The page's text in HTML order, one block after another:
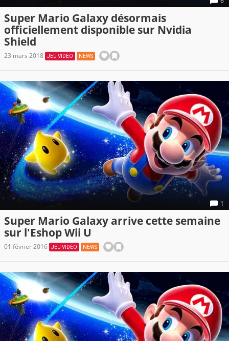
Super Mario Galaxy désormais
officiellement disponible sur Nvidia
Shield
23 mars 2018 JEU VIDÉO NEWS
1
Super Mario Galaxy arrive cette semaine
sur l'Eshop Wii U
01 février 2016 JEU VIDÉO NEWS